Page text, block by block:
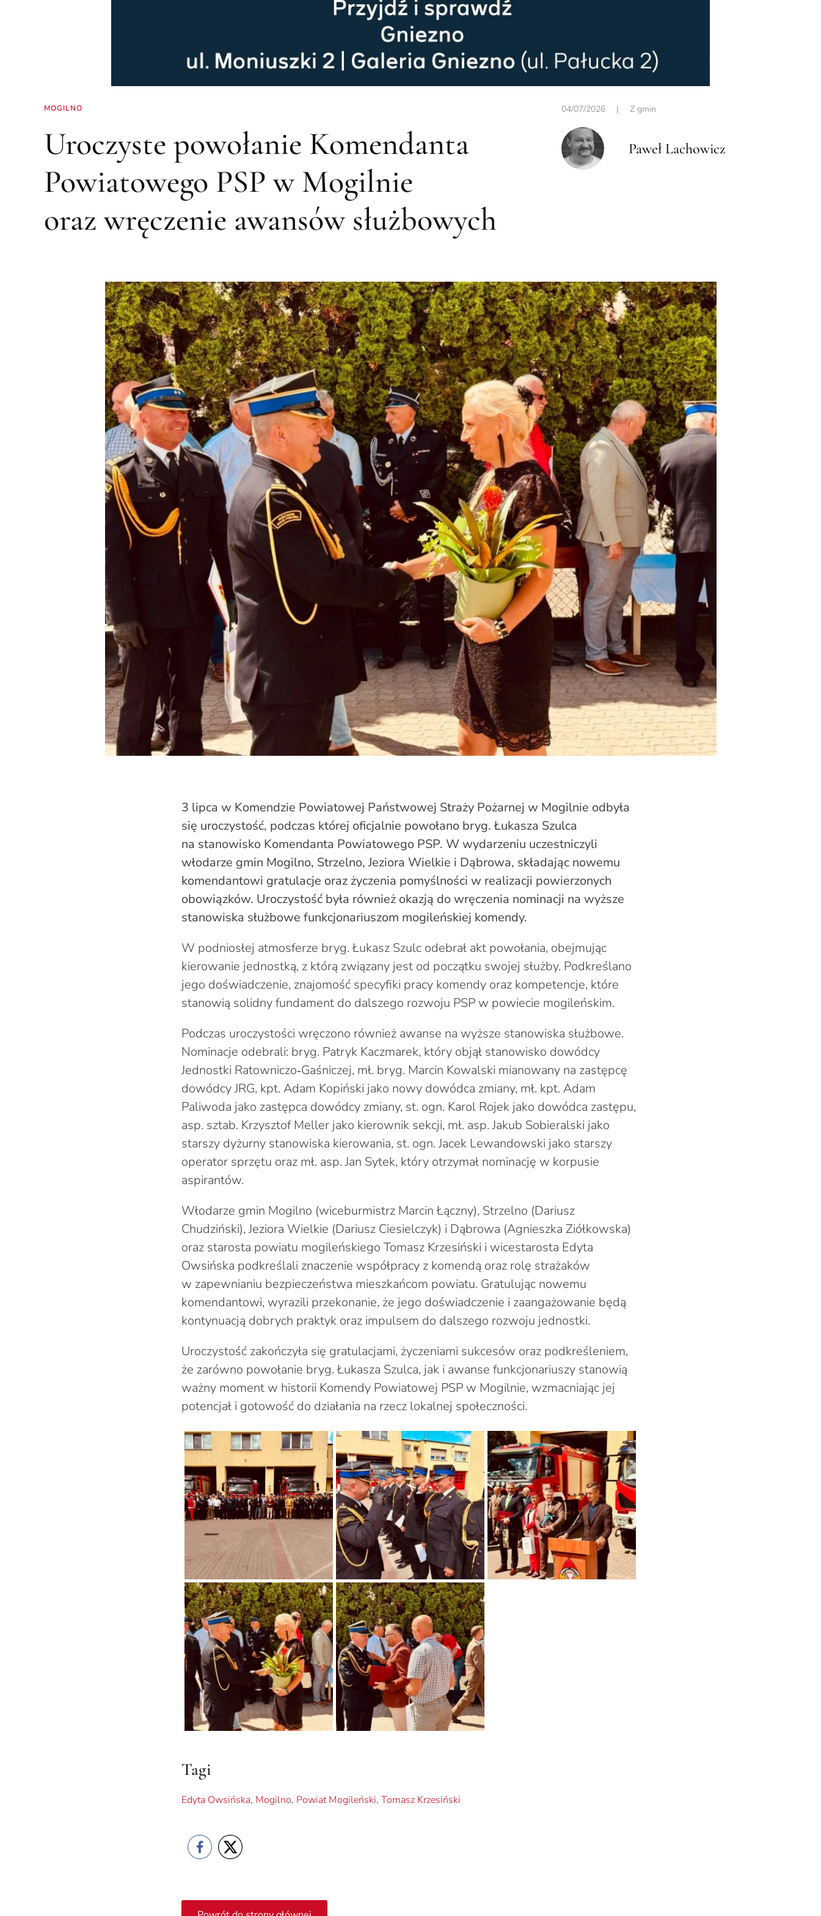
MOGILNO
Uroczyste powołanie Komendanta
Powiatowego PSP w Mogilnie
oraz wręczenie awansów służbowych
04/07/2026| Z gmin
Paweł Lachowicz
3 lipca w Komendzie Powiatowej Państwowej Straży Pożarnej w Mogilnie odbyła
się uroczystość, podczas której oficjalnie powołano bryg. Łukasza Szulca
na stanowisko Komendanta Powiatowego PSP. W wydarzeniu uczestniczyli
włodarze gmin Mogilno, Strzelno, Jeziora Wielkie i Dąbrowa, składając nowemu
komendantowi gratulacje oraz życzenia pomyślności w realizacji powierzonych
obowiązków. Uroczystość była również okazją do wręczenia nominacji na wyższe
stanowiska służbowe funkcjonariuszom mogileńskiej komendy.
W podniosłej atmosferze bryg. Łukasz Szulc odebrał akt powołania, obejmując
kierowanie jednostką, z którą związany jest od początku swojej służby. Podkreślano
jego doświadczenie, znajomość specyfiki pracy komendy oraz kompetencje, które
stanowią solidny fundament do dalszego rozwoju PSP w powiecie mogileńskim.
Podczas uroczystości wręczono również awanse na wyższe stanowiska służbowe.
Nominacje odebrali: bryg. Patryk Kaczmarek, który objął stanowisko dowódcy
Jednostki Ratowniczo‑Gaśniczej, mł. bryg. Marcin Kowalski mianowany na zastępcę
dowódcy JRG, kpt. Adam Kopiński jako nowy dowódca zmiany, mł. kpt. Adam
Paliwoda jako zastępca dowódcy zmiany, st. ogn. Karol Rojek jako dowódca zastępu,
asp. sztab. Krzysztof Meller jako kierownik sekcji, mł. asp. Jakub Sobieralski jako
starszy dyżurny stanowiska kierowania, st. ogn. Jacek Lewandowski jako starszy
operator sprzętu oraz mł. asp. Jan Sytek, który otrzymał nominację w korpusie
aspirantów.
Włodarze gmin Mogilno (wiceburmistrz Marcin Łączny), Strzelno (Dariusz
Chudziński), Jeziora Wielkie (Dariusz Ciesielczyk) i Dąbrowa (Agnieszka Ziółkowska)
oraz starosta powiatu mogileńskiego Tomasz Krzesiński i wicestarosta Edyta
Owsińska podkreślali znaczenie współpracy z komendą oraz rolę strażaków
w zapewnianiu bezpieczeństwa mieszkańcom powiatu. Gratulując nowemu
komendantowi, wyrazili przekonanie, że jego doświadczenie i zaangażowanie będą
kontynuacją dobrych praktyk oraz impulsem do dalszego rozwoju jednostki.
Uroczystość zakończyła się gratulacjami, życzeniami sukcesów oraz podkreśleniem,
że zarówno powołanie bryg. Łukasza Szulca, jak i awanse funkcjonariuszy stanowią
ważny moment w historii Komendy Powiatowej PSP w Mogilnie, wzmacniając jej
potencjał i gotowość do działania na rzecz lokalnej społeczności.
Tagi
Edyta Owsińska, Mogilno, Powiat Mogileński, Tomasz Krzesiński